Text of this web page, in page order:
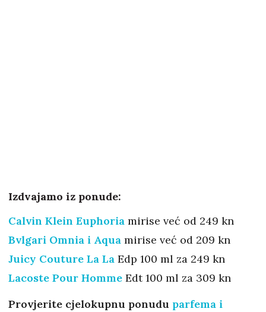
Izdvajamo iz ponude:
Calvin Klein Euphoria mirise već od 249 kn
Bvlgari Omnia i Aqua mirise već od 209 kn
Juicy Couture La La Edp 100 ml za 249 kn
Lacoste Pour Homme Edt 100 ml za 309 kn
Provjerite cjelokupnu ponudu parfema i